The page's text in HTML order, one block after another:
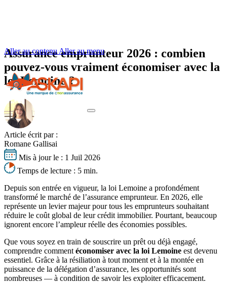
Aller au contenu Aller au menu
Votre profil
Votre profil
Seniors
Jeunes emprunteurs
Cadres supérieurs
Fonctionnaires
Professions à risques
Risques aggravés de santé
Sports et loisirs à risques
Obtenir un tarif
Nos experts basés à Lyon vous
accompagnent
Vos besoins
Vos besoins
Changer d’assurance emprunteur
Délégation assurance emprunteur
Résilier son assurance emprunteur
Comparer les assurances emprunteur
Bien négocier son assurance de prêt
Remboursement anticipé du crédit immobilier
Obtenir un tarif
Nos experts basés à Lyon vous
accompagnent
S'informer
Dernières actualités
La loi Lemoine
Équivalence de garanties
Quotité d’assurance de prêt
Coût assurance emprunteur
Obtenir un tarif
Nos experts basés à Lyon vous
accompagnent
Obtenir un tarif
Nos experts basés à Lyon vous accompagnent
Tout savoir sur l'assurance de prêt
Obtenir un tarif
Assurance emprunteur 2026 : combien
pouvez-vous vraiment économiser avec la
loi Lemoine ?
Article écrit par :
Romane Gallisai
Mis à jour le : 1 Juil 2026
Temps de lecture : 5 min.
Depuis son entrée en vigueur, la loi Lemoine a profondément
transformé le marché de l’assurance emprunteur. En 2026, elle
représente un levier majeur pour tous les emprunteurs souhaitant
réduire le coût global de leur crédit immobilier. Pourtant, beaucoup
ignorent encore l’ampleur réelle des économies possibles.
Que vous soyez en train de souscrire un prêt ou déjà engagé,
comprendre comment économiser avec la loi Lemoine est devenu
essentiel. Grâce à la résiliation à tout moment et à la montée en
puissance de la délégation d’assurance, les opportunités sont
nombreuses — à condition de savoir les exploiter efficacement.